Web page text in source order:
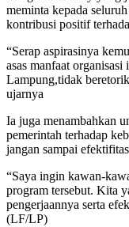
meminta kepada
kontribusi positif
“Serap aspirasinya
asas manfaat
Lampung,tidak
ujarnya
Ia juga menambahkan
pemerintah terhadap
jangan sampai
“Saya ingin kawan-
program tersebut. Kita
pengerjaannya serta
(LF/LP)